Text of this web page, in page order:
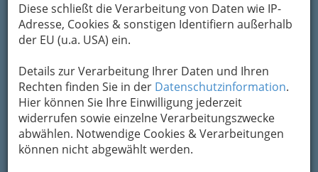
Diese schließt die Verarbeitung von Daten wie IP-
Adresse, Cookies & sonstigen Identifiern außerhalb
der EU (u.a. USA) ein.
Details zur Verarbeitung Ihrer Daten und Ihren
Rechten finden Sie in der Datenschutzinformation.
Hier können Sie Ihre Einwilligung jederzeit
widerrufen sowie einzelne Verarbeitungszwecke
abwählen. Notwendige Cookies & Verarbeitungen
können nicht abgewählt werden.
Karte anzeigen